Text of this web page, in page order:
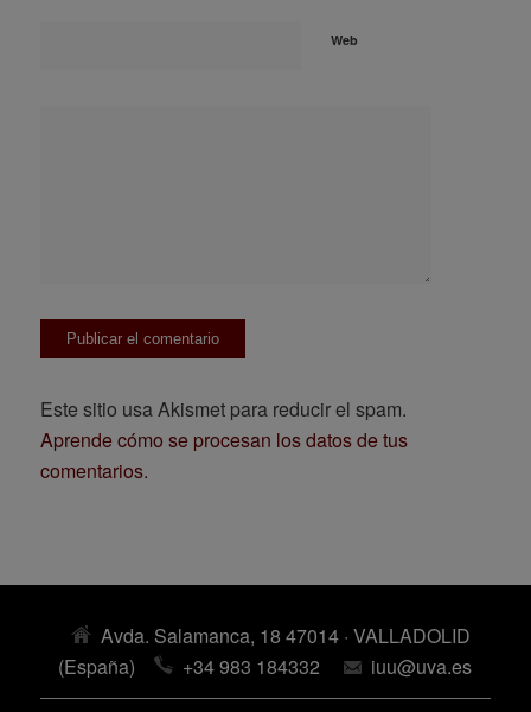
Web
Este sitio usa Akismet para reducir el spam.
Aprende cómo se procesan los datos de tus
comentarios.
Avda. Salamanca, 18 47014 · VALLADOLID
(España)
+34 983 184332 iuu@uva.es